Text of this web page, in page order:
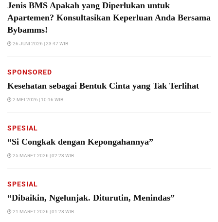
Jenis BMS Apakah yang Diperlukan untuk
Apartemen? Konsultasikan Keperluan Anda Bersama
Bybamms!
26 JUNI 2026 | 23:47 WIB
SPONSORED
Kesehatan sebagai Bentuk Cinta yang Tak Terlihat
2 MEI 2026 | 10:16 WIB
SPESIAL
“Si Congkak dengan Kepongahannya”
25 MARET 2026 | 02:23 WIB
SPESIAL
“Dibaikin, Ngelunjak. Diturutin, Menindas”
21 MARET 2026 | 01:28 WIB